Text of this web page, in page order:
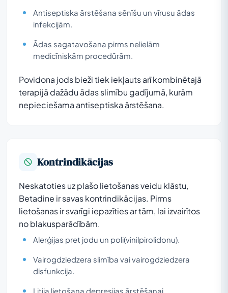
Antiseptiska ārstēšana sēnīšu un vīrusu ādas
infekcijām.
Ādas sagatavošana pirms nelielām
medicīniskām procedūrām.
Povidona jods bieži tiek iekļauts arī kombinētajā
terapijā dažādu ādas slimību gadījumā, kurām
nepieciešama antiseptiska ārstēšana.
Kontrindikācijas
Neskatoties uz plašo lietošanas veidu klāstu,
Betadine ir savas kontrindikācijas. Pirms
lietošanas ir svarīgi iepazīties ar tām, lai izvairītos
no blakusparādībām.
Alerģijas pret jodu un poli(vinilpirolidonu).
Vairogdziedzera slimība vai vairogdziedzera
disfunkcija.
Litija lietošana depresijas ārstēšanai.